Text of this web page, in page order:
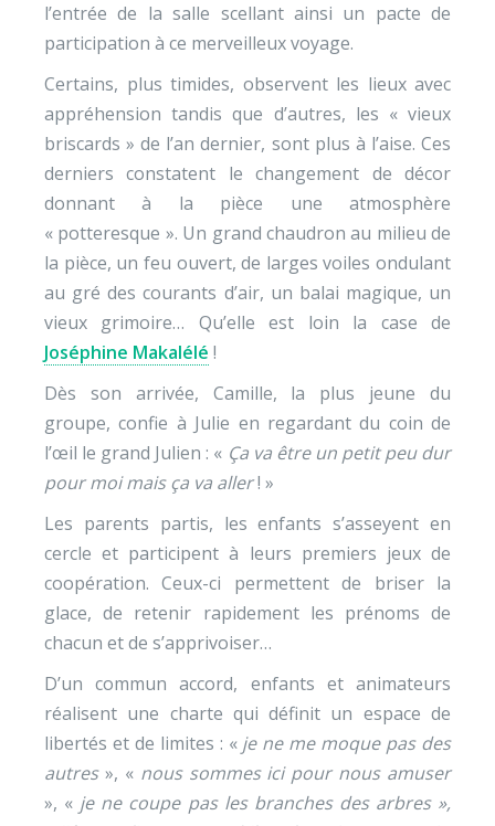
l’entrée de la salle scellant ainsi un pacte de
participation à ce merveilleux voyage.
Certains, plus timides, observent les lieux avec
appréhension tandis que d’autres, les « vieux
briscards » de l’an dernier, sont plus à l’aise. Ces
derniers constatent le changement de décor
donnant à la pièce une atmosphère
« potteresque ». Un grand chaudron au milieu de
la pièce, un feu ouvert, de larges voiles ondulant
au gré des courants d’air, un balai magique, un
vieux grimoire… Qu’elle est loin la case de
Joséphine Makalélé !
Dès son arrivée, Camille, la plus jeune du
groupe, confie à Julie en regardant du coin de
l’œil le grand Julien : « Ça va être un petit peu dur
pour moi mais ça va aller! »
Les parents partis, les enfants s’asseyent en
cercle et participent à leurs premiers jeux de
coopération. Ceux-ci permettent de briser la
glace, de retenir rapidement les prénoms de
chacun et de s’apprivoiser…
D’un commun accord, enfants et animateurs
réalisent une charte qui définit un espace de
libertés et de limites : « je ne me moque pas des
autres», « nous sommes ici pour nous amuser
», « je ne coupe pas les branches des arbres »,